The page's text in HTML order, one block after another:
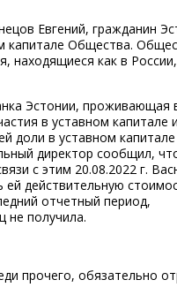
Евгений, гражданин
капитале Общества.
как в
Эстонии, проживающая
в уставном капитале и
доли в уставном
директор сообщил,
с этим 20.08.2022 г.
действительную
отчетный период,
не получила.
прочего, обязательно